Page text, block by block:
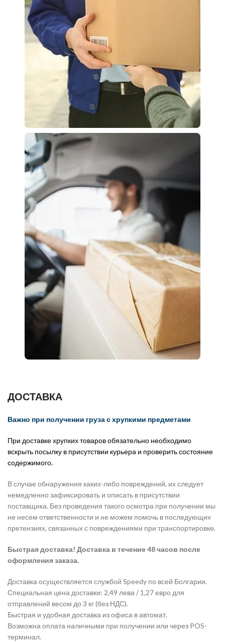
ДОСТАВКА
Важно при получении груза с хрупкими предметами
При доставке хрупких товаров обязательно необходимо
вскрыть посылку в присутствии курьера и проверить состояние
содержимого.
В случае обнаружения каких-либо повреждений, их следует
немедленно зафиксировать и описать в присутствии
поставщика. Без проведения такого осмотра при получении мы
не несем ответственности и не можем помочь в последующих
претензиях, связанных с повреждениями при транспортировке.
Быстрая доставка! Доставка в течение 48 часов после
оформления заказа.
Доставка осуществляется службой Speedy по всей Болгарии.
Специальная цена доставки: 2,49 лева / 1,27 евро для
отправлений весом до 3 кг (без НДС).
Быстрая и удобная доставка из офиса в автомат.
Возможна оплата наличными при получении или через POS-
терминал.